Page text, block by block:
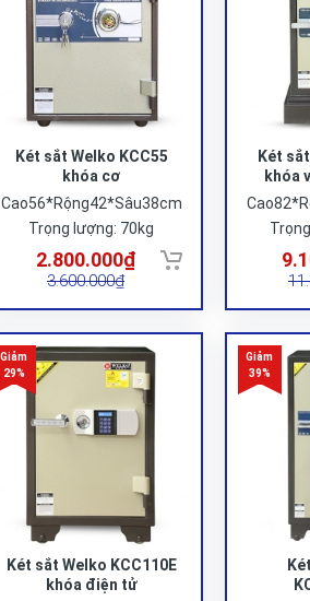
Két sắt Welko KCC55
khóa cơ
Cao56*Rộng42*Sâu38cm
Trọng lượng: 70kg
2.800.000₫
3.600.000₫
Két
khóa
Két sắt Welko KCC110E
khóa điện tử